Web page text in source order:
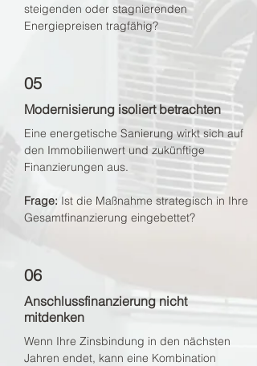
steigenden oder stagnierenden
Energiepreisen tragfähig?
05
Modernisierung isoliert betrachten
Eine energetische Sanierung wirkt sich auf
den Immobilienwert und zukünftige
Finanzierungen aus.
Frage: Ist die Maßnahme strategisch in Ihre
Gesamtfinanzierung eingebettet?
06
Anschlussfinanzierung nicht
mitdenken
Wenn Ihre Zinsbindung in den nächsten
Jahren endet, kann eine Kombination